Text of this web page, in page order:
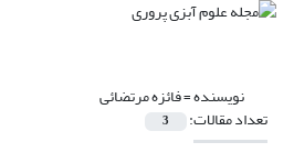
نویسنده =فائزه مرتضائی
تعداد مقالات: 3